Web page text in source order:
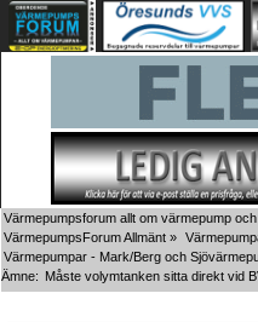
Värmepumpsforum allt om värmepump
VärmepumpsForum Allmänt »
Värmepumpar - Mark/Berg och
Ämne: Måste volymtanken sitta direkt vid